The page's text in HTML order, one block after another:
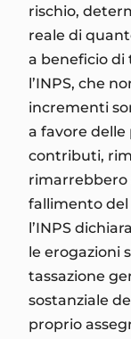
rischio,
reale di
a beneficio di
l’INPS, che
incrementi
a favore
contributi,
rimarrebbero
fallimento del
l’INPS
le erogazioni
tassazione
sostanziale
proprio